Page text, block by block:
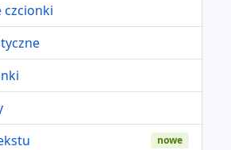
czcionki
nowe